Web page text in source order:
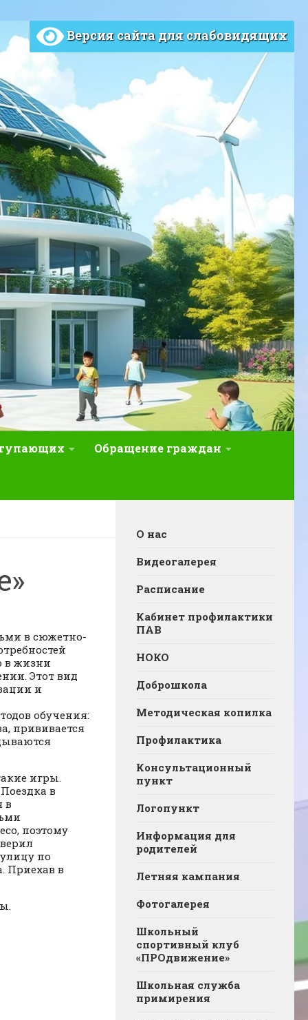
Версия сайта для слабовидящих
Обращение граждан
в сюжетно-
в жизни
Этот вид
и
обучения:
прививается
игры.
в
в
поэтому
по
Приехав в
О нас
Видеогалерея
Расписание
Кабинет профилактики
ПАВ
НОКО
Доброшкола
Методическая копилка
Профилактика
Консультационный
пункт
Логопункт
Информация для
родителей
Летняя кампания
Фотогалерея
Школьный
спортивный клуб
«ПРОдвижение»
Школьная служба
примирения